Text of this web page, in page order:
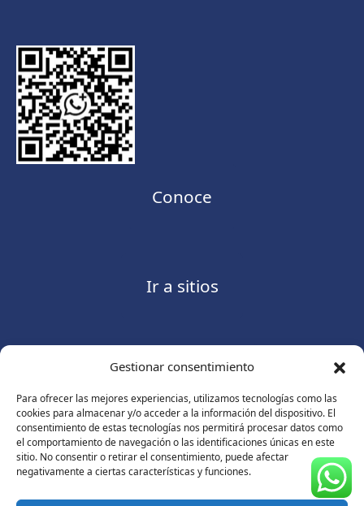
Gestionar consentimiento
Para ofrecer las mejores experiencias, utilizamos tecnologías como las
cookies para almacenar y/o acceder a la información del dispositivo. El
consentimiento de estas tecnologías nos permitirá procesar datos como
el comportamiento de navegación o las identificaciones únicas en este
sitio. No consentir o retirar el consentimiento, puede afectar
negativamente a ciertas características y funciones.
Conoce
Ir a sitios
Contáctanos
Consulte nuestroAviso de privacidad
© Copyright 2026 ASUGMEX. Todos los derechos
reservados.